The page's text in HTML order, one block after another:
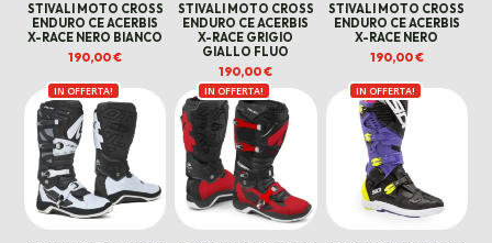
STIVALI MOTO CROSS
ENDURO CE ACERBIS
X-RACE NERO BIANCO
190,00€
STIVALI MOTO CROSS
ENDURO CE ACERBIS
X-RACE GRIGIO
GIALLO FLUO
190,00€
STIVALI MOTO CROSS
ENDURO CE ACERBIS
X-RACE NERO
190,00€
IN OFFERTA! IN OFFERTA! IN OFFERTA!